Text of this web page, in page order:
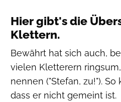
Hier gibt's die
Klettern.
Bewährt hat sich auch,
vielen Kletterern
nennen ("Stefan, zu!").
dass er nicht gemeint ist.